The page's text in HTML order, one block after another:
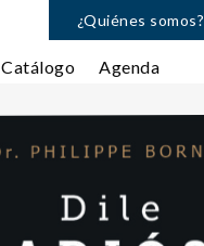
¿Quiénes somos?
Catálogo Agenda